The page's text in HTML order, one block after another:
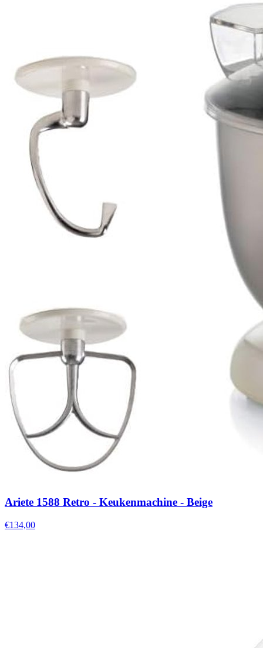
Ariete 1588 Retro - Keukenmachine - Beige
€134,00